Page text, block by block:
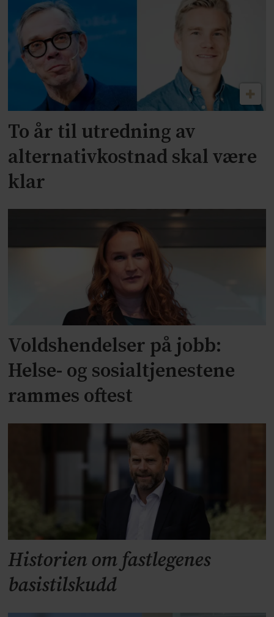
To år til utredning av
alternativkostnad skal være
klar
Voldshendelser på jobb:
Helse- og sosialtjenestene
rammes oftest
Historien om fastlegenes
basistilskudd